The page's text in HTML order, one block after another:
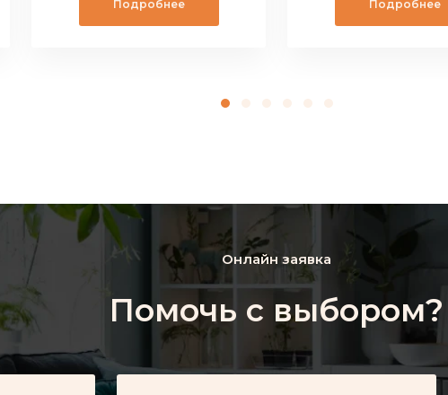
Подробнее Подробнее
Онлайн заявка
Помочь с выбором?